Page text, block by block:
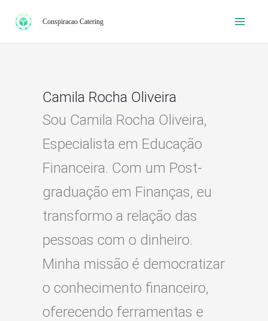
para
Conspiracao Catering
Camila Rocha Oliveira
Sou Camila Rocha Oliveira,
Especialista em Educação
Financeira. Com um Post-
graduação em Finanças, eu
transformo a relação das
pessoas com o dinheiro.
Minha missão é democratizar
o conhecimento financeiro,
oferecendo ferramentas e